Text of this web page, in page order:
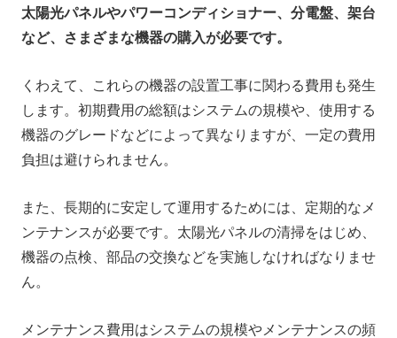
太陽光パネルやパワーコンディショナー、分電盤、架台
など、さまざまな機器の購入が必要です。
くわえて、これらの機器の設置工事に関わる費用も発生
します。初期費用の総額はシステムの規模や、使用する
機器のグレードなどによって異なりますが、一定の費用
負担は避けられません。
また、長期的に安定して運用するためには、定期的なメ
ンテナンスが必要です。太陽光パネルの清掃をはじめ、
機器の点検、部品の交換などを実施しなければなりませ
ん。
メンテナンス費用はシステムの規模やメンテナンスの頻